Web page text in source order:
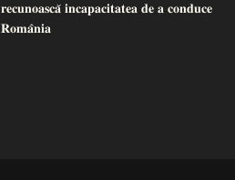
𝐫𝐞𝐜𝐮𝐧𝐨𝐚𝐬𝐜𝐚̆ 𝐢𝐧𝐜𝐚𝐩𝐚𝐜𝐢𝐭𝐚𝐭𝐞𝐚 𝐝𝐞 𝐚 𝐜𝐨𝐧𝐝𝐮𝐜𝐞
𝐑𝐨𝐦𝐚̂𝐧𝐢𝐚